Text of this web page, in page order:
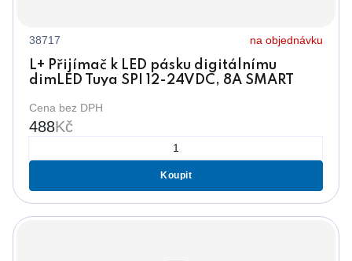
38717 na objednávku
L+ Přijímač k LED pásku digitálnímu
dimLED Tuya SPI 12-24VDC, 8A SMART
Cena bez DPH
488Kč
Koupit